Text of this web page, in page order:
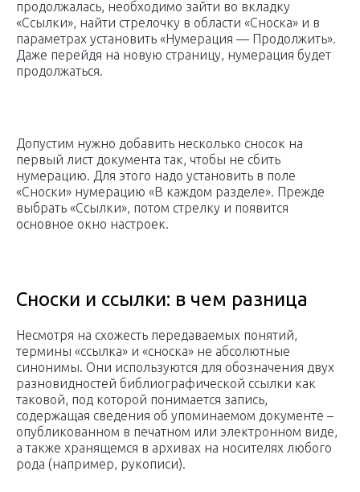
продолжалась, необходимо зайти во вкладку
«Ссылки», найти стрелочку в области «Сноска» и в
параметрах установить «Нумерация — Продолжить».
Даже перейдя на новую страницу, нумерация будет
продолжаться.
Допустим нужно добавить несколько сносок на
первый лист документа так, чтобы не сбить
нумерацию. Для этого надо установить в поле
«Сноски» нумерацию «В каждом разделе». Прежде
выбрать «Ссылки», потом стрелку и появится
основное окно настроек.
Сноски и ссылки: в чем разница
Несмотря на схожесть передаваемых понятий,
термины «ссылка» и «сноска» не абсолютные
синонимы. Они используются для обозначения двух
разновидностей библиографической ссылки как
таковой, под которой понимается запись,
содержащая сведения об упоминаемом документе –
опубликованном в печатном или электронном виде,
а также хранящемся в архивах на носителях любого
рода (например, рукописи).